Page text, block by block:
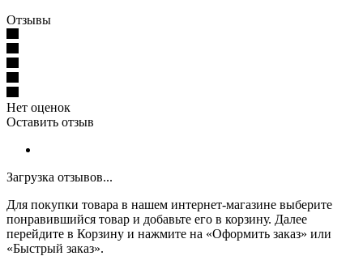
Отзывы
Нет оценок
Оставить отзыв
Загрузка отзывов...
Для покупки товара в нашем интернет-магазине выберите
понравившийся товар и добавьте его в корзину. Далее
перейдите в Корзину и нажмите на «Оформить заказ» или
«Быстрый заказ».